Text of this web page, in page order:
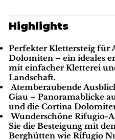
Highlights
Perfekter Klettersteig für
Dolomiten – ein ideales
mit einfacher Kletterei
Landschaft.
Atemberaubende
Giau – Panoramablicke
und die Cortina
Wunderschöne Rifugio-
Sie die Besteigung mit
Berghütten wie Rifugio